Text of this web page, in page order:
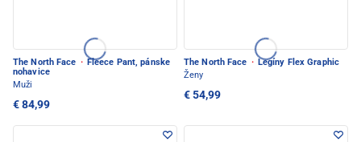
The North Face · Fleece Pant, pánske
nohavice
Muži
€ 84,99
The North Face · Legíny Flex Graphic
Ženy
€ 54,99